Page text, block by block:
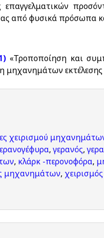
επαγγελματικών
από φυσικά πρόσωπα
«Τροποποίηση και
μηχανημάτων
χειρισμού
, γερανός,
, κλάρκ -περονοφόρα,
μηχανημάτων,